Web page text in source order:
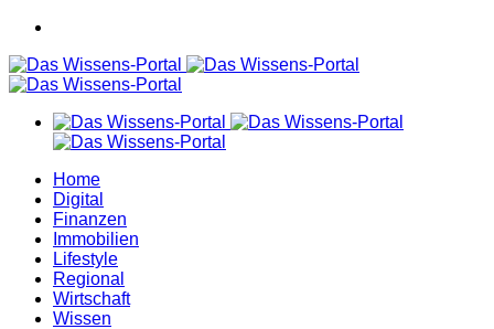
Home
Digital
Finanzen
Immobilien
Lifestyle
Regional
Wirtschaft
Wissen